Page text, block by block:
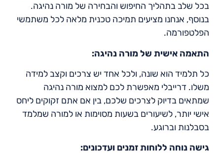
בכל שלב בתהליך החיפוש והבחירה של מורה נהיגה.
בנוסף, אנחנו מציעים תמיכה טכנית מלאה לכל משתמשי
הפלטפורמה.
התאמה אישית של מורה נהיגה:
כל תלמיד הוא שונה, ולכל אחד יש צרכים וקצב למידה
משלו. דרייבלי מאפשרת לכם למצוא מורה נהיגה
שמתאים בדיוק לצרכים שלכם, בין אם אתם זקוקים ליחס
אישי יותר, לשיעורים בשעות מסוימות או למורה שמלמד
בסבלנות וברוגע.
גישה נוחה ללוחות זמנים ועדכונים: